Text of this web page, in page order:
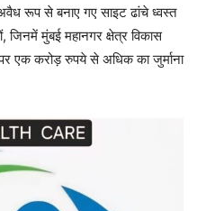
रूप से बनाए गए साइट ढांचे ध्वस्त
मुंबई महानगर क्षेत्र विकास
एक करोड़ रुपये से अधिक का जुर्माना